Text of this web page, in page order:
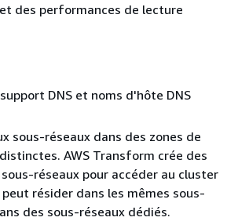
des performances de lecture
support DNS et noms d'hôte DNS
sous-réseaux dans des zones de
AWS Transform crée des
sous-réseaux pour accéder au cluster
résider dans les mêmes sous-
des sous-réseaux dédiés.